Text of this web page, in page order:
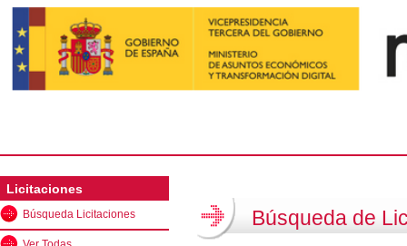
Licitaciones
Búsqueda Licitaciones Búsqueda de